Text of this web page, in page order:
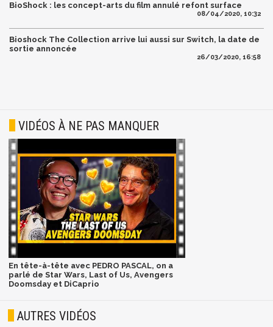
BioShock : les concept-arts du film annulé refont surface
08/04/2020, 10:32
Bioshock The Collection arrive lui aussi sur Switch, la date de
sortie annoncée
26/03/2020, 16:58
VIDÉOS À NE PAS MANQUER
En tête-à-tête avec PEDRO PASCAL, on a
parlé de Star Wars, Last of Us, Avengers
Doomsday et DiCaprio
AUTRES VIDÉOS